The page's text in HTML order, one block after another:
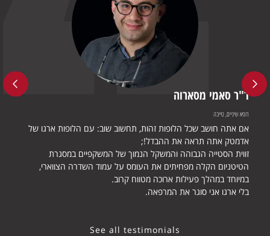
ד"ר סאמי מסארוה
רופא שיניים, טייבה
אם אתה חושב שכל הלופות זהות, תחשוב שוב: עם הלופות ארגו של
אדמטק אתה תראה את ההבדל!;
זווית הסטייה הגבוהה והמשקל הנמוך של המשקפיים במסגרת
הטיטניום הקלה מפחיתים את העומס על עמוד השדרה הצווארי,
במיוחד במהלך פעילות ארוכה מטווח קרוב.
בלי ארגו אני סוגר את המרפאה.
ד"ר
See all testimonials